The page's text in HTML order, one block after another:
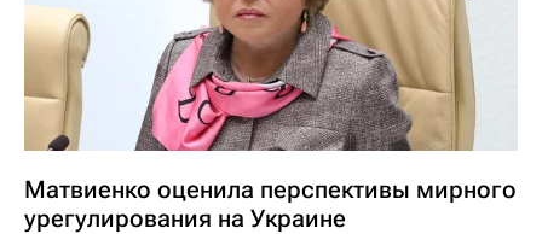
Матвиенко оценила перспективы мирного
урегулирования на Украине